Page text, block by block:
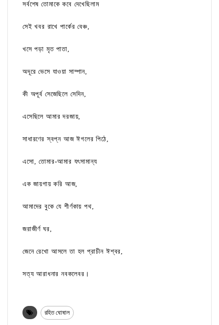
সর্বশেষ তোমাকে কবে দেখেছিলাম
সেই খবর রাখে পার্কের বেঞ্চ,
খসে পড়া মৃত পাতা,
অদূরে ভেসে যাওয়া সাম্পান,
কী অপূর্ব সেজেছিলে সেদিন,
এসেছিলে আমার দরজায়,
সাধারণের স্বপ্ন আজ ঈগলের পিঠে,
এসো, তোমার-আমার যৎসামান্য
এক জায়গায় করি আজ,
আমাদের বুকে যে শীর্ণকায় পথ,
জরাজীর্ণ ঘর,
জেনে রেখো আসলে তা হল প্রাচীন ঈশ্বর,
সত্য আরাধনার নবকলেবর।
রহিত ঘোষাল